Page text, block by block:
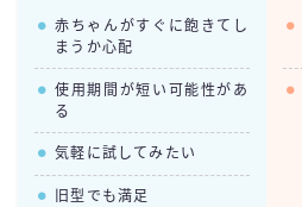
赤ちゃんがすぐに飽きてし
まうか心配
使用期間が短い可能性があ
る
気軽に試してみたい
旧型でも満足